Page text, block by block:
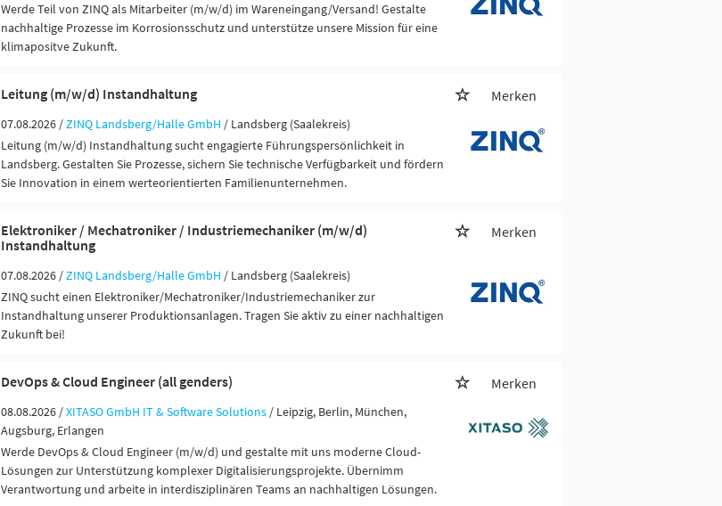
Werde Teil von ZINQ als Mitarbeiter (m/w/d) im Wareneingang/Versand! Gestalte
nachhaltige Prozesse im Korrosionsschutz und unterstütze unsere Mission für eine
klimapositve Zukunft.
Leitung (m/w/d) Instandhaltung Merken
07.08.2026 /ZINQ Landsberg/Halle GmbH / Landsberg (Saalekreis)
Leitung (m/w/d) Instandhaltung sucht engagierte Führungspersönlichkeit in
Landsberg. Gestalten Sie Prozesse, sichern Sie technische Verfügbarkeit und fördern
Sie Innovation in einem werteorientierten Familienunternehmen.
Elektroniker / Mechatroniker / Industriemechaniker (m/w/d)
Instandhaltung
Merken
07.08.2026 /ZINQ Landsberg/Halle GmbH / Landsberg (Saalekreis)
ZINQ sucht einen Elektroniker/Mechatroniker/Industriemechaniker zur
Instandhaltung unserer Produktionsanlagen. Tragen Sie aktiv zu einer nachhaltigen
Zukunft bei!
DevOps & Cloud Engineer (all genders) Merken
08.08.2026 /XITASO GmbH IT & Software Solutions / Leipzig, Berlin, München,
Augsburg, Erlangen
Werde DevOps & Cloud Engineer (m/w/d) und gestalte mit uns moderne Cloud-
Lösungen zur Unterstützung komplexer Digitalisierungsprojekte. Übernimm
Verantwortung und arbeite in interdisziplinären Teams an nachhaltigen Lösungen.